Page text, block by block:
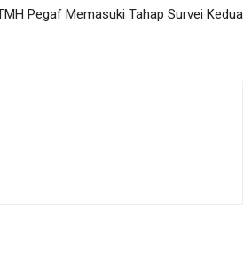
Pegaf Memasuki Tahap Survei Kedua